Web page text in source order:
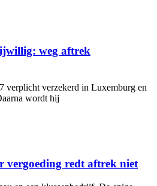
weg aftrek
verplicht verzekerd in Luxemburg en
wordt hij
vergoeding redt aftrek niet